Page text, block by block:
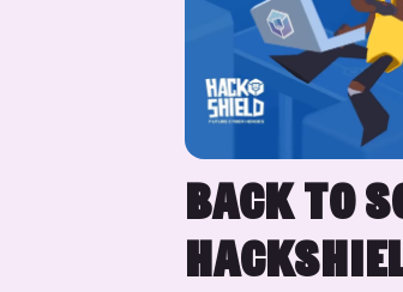
BACK TO